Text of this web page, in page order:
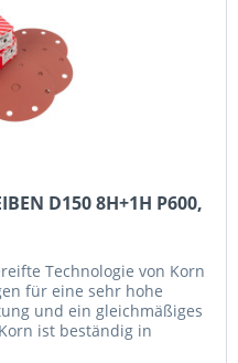
D150 8H+1H P600,
Technologie von Korn
für eine sehr hohe
und ein gleichmäßiges
ist beständig in